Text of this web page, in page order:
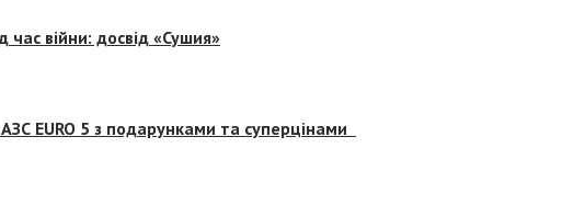
війни: досвід «Сушия»
EURO 5 з подарунками та суперцінами